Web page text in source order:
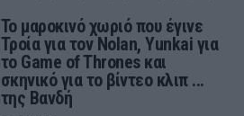
Το μαροκινό χωριό που έγινε
Τροία για τον Nolan, Yunkai για
το Game of Thrones και
σκηνικό για το βίντεο κλιπ ...
της Βανδή